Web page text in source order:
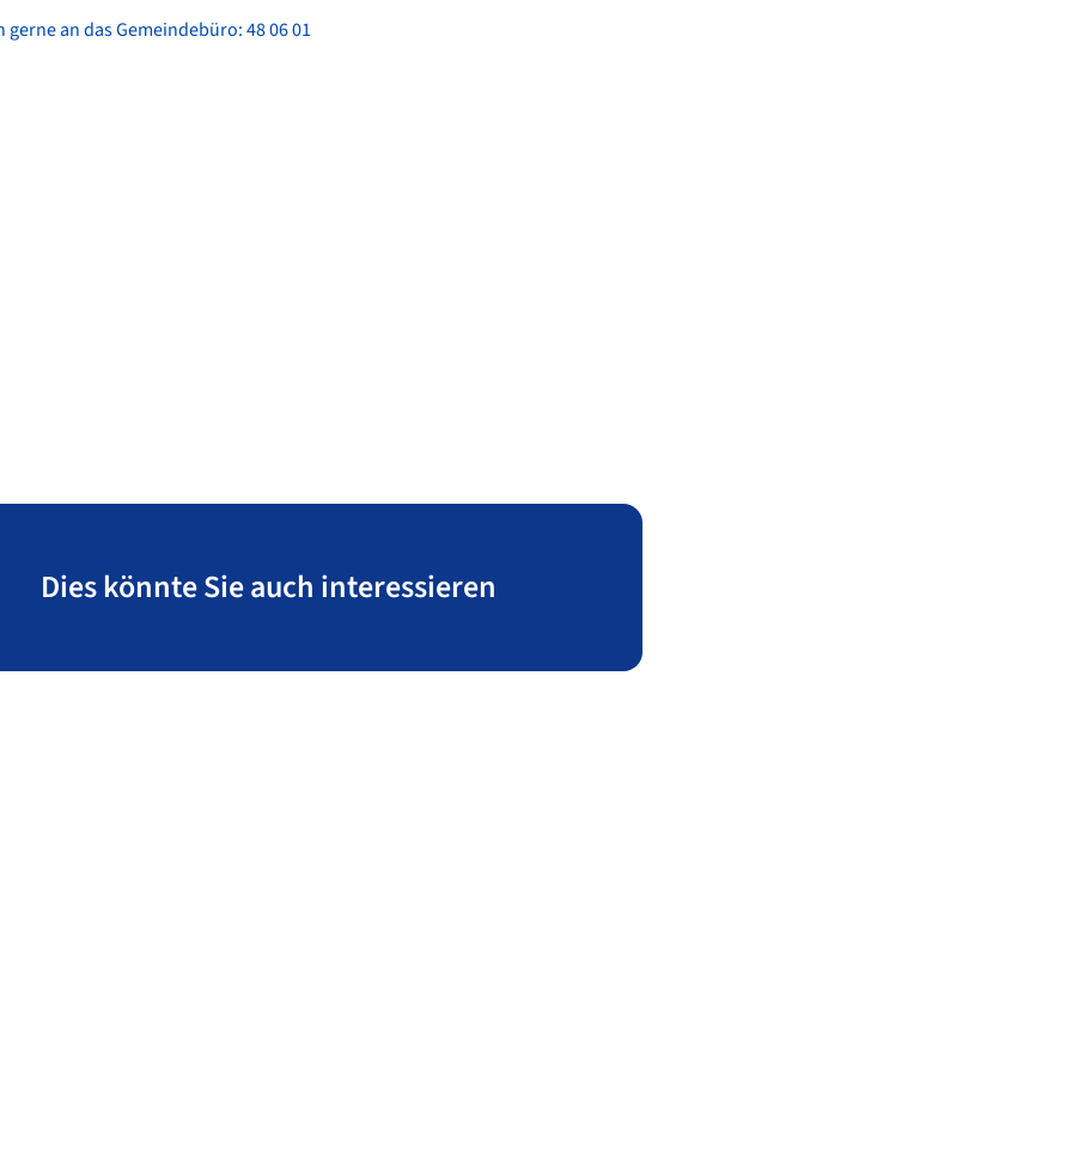
gerne an das Gemeindebüro: 48 06 01
Dies könnte Sie auch interessieren